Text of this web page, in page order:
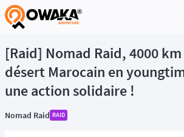
®
[Raid] Nomad Raid, 4000
désert Marocain en
une action solidaire !
Nomad Raid RAID